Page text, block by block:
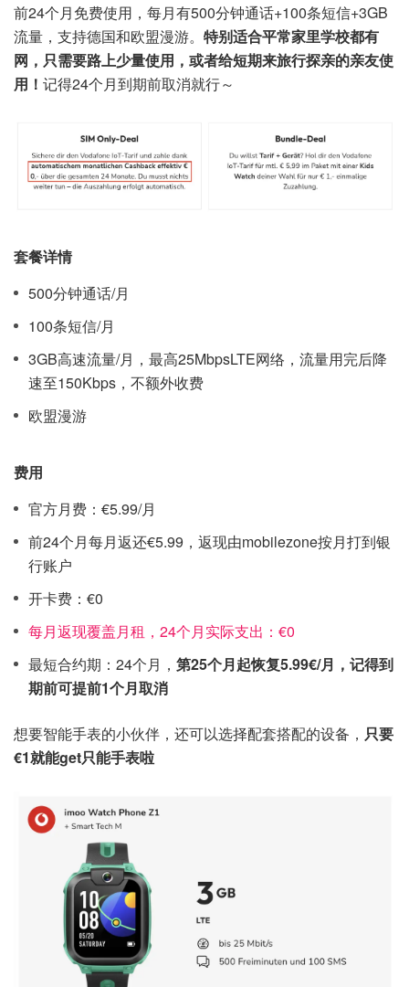
前24个月免费使用，每月有500分钟通话+100条短信+3GB
流量，支持德国和欧盟漫游。 特别适合平常家里学校都有
网，只需要路上少量使用，或者给短期来旅行探亲的亲友使
用！ 记得24个月到期前取消就行～
套餐详情
500分钟通话/月
100条短信/月
3GB高速流量/月，最高25MbpsLTE网络，流量用完后降
速至150Kbps，不额外收费
欧盟漫游
费用
官方月费：€5.99/月
前24个月每月返还€5.99，返现由mobilezone按月打到银
行账户
开卡费：€0
每月返现覆盖月租，24个月实际支出：€0
最短合约期：24个月， 第25个月起恢复5.99€/月，记得到
期前可提前1个月取消
想要智能手表的小伙伴，还可以选择配套搭配的设备， 只要
€1就能get只能手表啦